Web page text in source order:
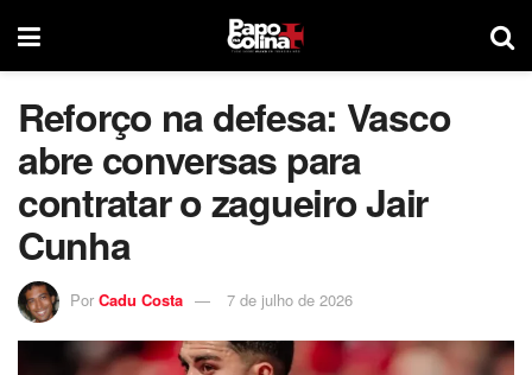
Reforço na defesa: Vasco
abre conversas para
contratar o zagueiro Jair
Cunha
Por Cadu Costa 7 de julho de 2026